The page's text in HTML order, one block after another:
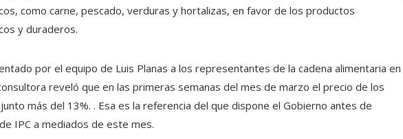
como carne, pescado, verduras y hortalizas, en favor de los productos
y duraderos.
por el equipo de Luis Planas a los representantes de la cadena alimentaria en
reveló que en las primeras semanas del mes de marzo el precio de los
más del 13%. . Esa es la referencia del que dispone el Gobierno antes de
IPC a mediados de este mes.